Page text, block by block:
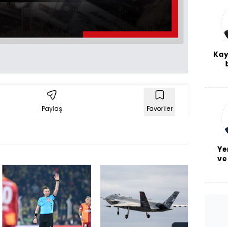
Paylaş Favoriler